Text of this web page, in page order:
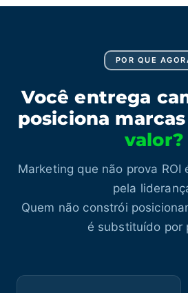
POR QUE
Você entrega
posiciona
valor?
Marketing que não prova ROI
pela
Quem não constrói
é substituído por